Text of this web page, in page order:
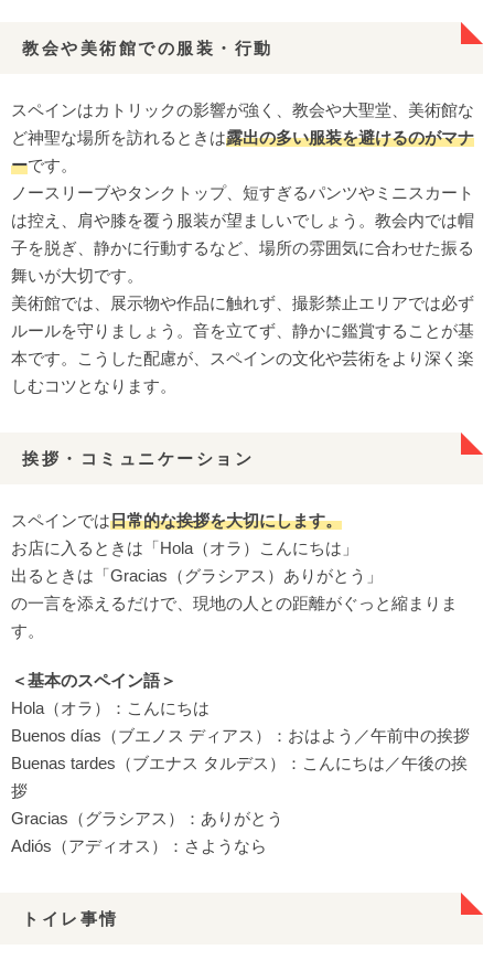
教会や美術館での服装・行動
スペインはカトリックの影響が強く、教会や大聖堂、美術館な
ど神聖な場所を訪れるときは露出の多い服装を避けるのがマナ
ーです。
ノースリーブやタンクトップ、短すぎるパンツやミニスカート
は控え、肩や膝を覆う服装が望ましいでしょう。教会内では帽
子を脱ぎ、静かに行動するなど、場所の雰囲気に合わせた振る
舞いが大切です。
美術館では、展示物や作品に触れず、撮影禁止エリアでは必ず
ルールを守りましょう。音を立てず、静かに鑑賞することが基
本です。こうした配慮が、スペインの文化や芸術をより深く楽
しむコツとなります。
挨拶・コミュニケーション
スペインでは日常的な挨拶を大切にします。
お店に入るときは「Hola（オラ）こんにちは」
出るときは「Gracias（グラシアス）ありがとう」
の一言を添えるだけで、現地の人との距離がぐっと縮まりま
す。
＜基本のスペイン語＞
Hola（オラ）：こんにちは
Buenos días（ブエノス ディアス）：おはよう／午前中の挨拶
Buenas tardes（ブエナス タルデス）：こんにちは／午後の挨
拶
Gracias（グラシアス）：ありがとう
Adiós（アディオス）：さようなら
トイレ事情